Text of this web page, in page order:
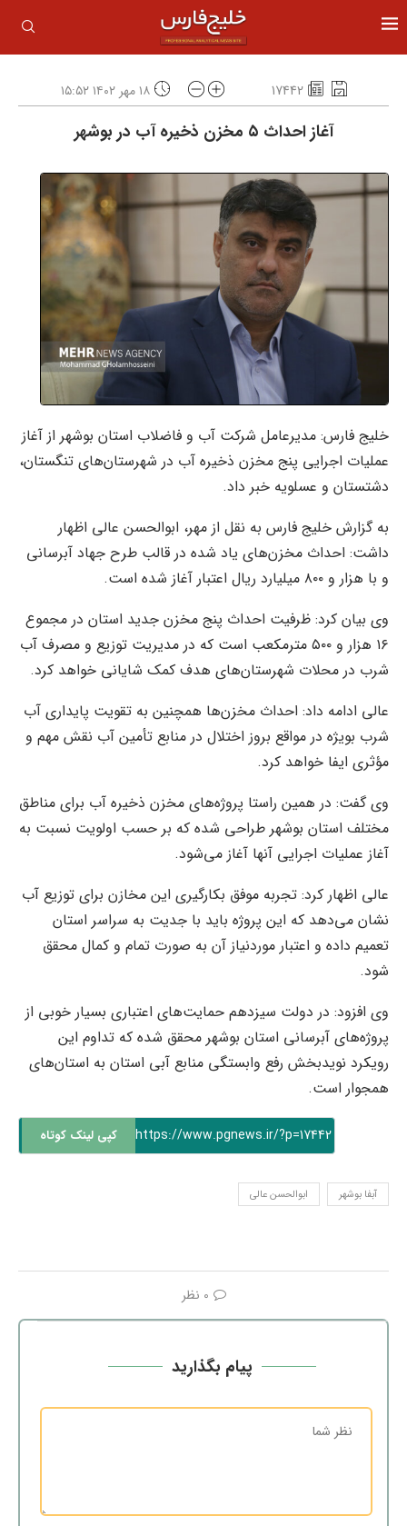
17442 ۱۸ مهر ۱۴۰۲ ۱۵:۵۲
آغاز احداث ۵ مخزن ذخیره آب در بوشهر
خلیج فارس: مدیرعامل شرکت آب و فاضلاب استان بوشهر از آغاز
عملیات اجرایی پنج مخزن ذخیره آب در شهرستان‌های تنگستان،
دشتستان و عسلویه خبر داد.
به گزارش خلیج فارس به نقل از مهر، ابوالحسن عالی اظهار
داشت: احداث مخزن‌های یاد شده در قالب طرح جهاد آبرسانی
و با هزار و ۸۰۰ میلیارد ریال اعتبار آغاز شده است.
وی بیان کرد: ظرفیت احداث پنج مخزن جدید استان در مجموع
۱۶ هزار و ۵۰۰ مترمکعب است که در مدیریت توزیع و مصرف آب
شرب در محلات شهرستان‌های هدف کمک شایانی خواهد کرد.
عالی ادامه داد: احداث مخزن‌ها همچنین به تقویت پایداری آب
شرب بویژه در مواقع بروز اختلال در منابع تأمین آب نقش مهم و
مؤثری ایفا خواهد کرد.
وی گفت: در همین راستا پروژه‌های مخزن ذخیره آب برای مناطق
مختلف استان بوشهر طراحی شده که بر حسب اولویت نسبت به
آغاز عملیات اجرایی آنها آغاز می‌شود.
عالی اظهار کرد: تجربه موفق بکارگیری این مخازن برای توزیع آب
نشان می‌دهد که این پروژه باید با جدیت به سراسر استان
تعمیم داده و اعتبار موردنیاز آن به صورت تمام و کمال محقق
شود.
وی افزود: در دولت سیزدهم حمایت‌های اعتباری بسیار خوبی از
پروژه‌های آبرسانی استان بوشهر محقق شده که تداوم این
رویکرد نویدبخش رفع وابستگی منابع آبی استان به استان‌های
همجوار است.
https://www.pgnews.ir/?p=17442 کپی لینک کوتاه
آبفا بوشهر ابوالحسن عالی
0 نظر
پیام بگذارید